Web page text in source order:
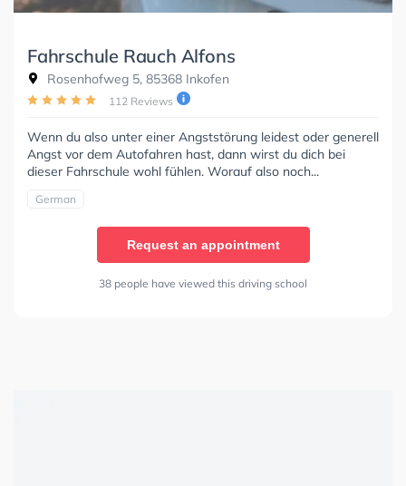
Fahrschule Rauch Alfons
Rosenhofweg 5, 85368 Inkofen
112 Reviews
Wenn du also unter einer Angststörung leidest oder generell
Angst vor dem Autofahren hast, dann wirst du dich bei
dieser Fahrschule wohl fühlen. Worauf also noch...
German
Request an appointment
38 people have viewed this driving school